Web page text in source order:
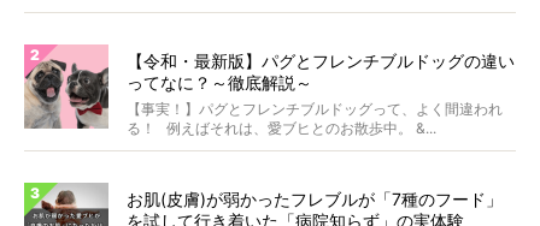
【令和・最新版】パグとフレンチブルドッグの違い
ってなに？～徹底解説～
【事実！】パグとフレンチブルドッグって、よく間違われ
る！ 例えばそれは、愛ブヒとのお散歩中。 &...
お肌(皮膚)が弱かったフレブルが「7種のフード」
を試して行き着いた「病院知らず」の実体験